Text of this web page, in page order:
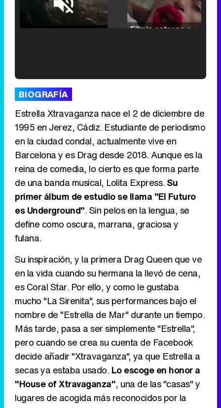
Unmute /
Loaded:
25.30%
Tráiler en catalán de 'Ravalear', la nueva serie de HBO Max sobre los fondos buitre
Tráiler de la tercera temporada de 'The Walking Dead: Dead City' de AMC+
Canción ganadora de Eurovisión 2026: DARA con "Bangaranga" por Bulgaria
BIOGRAFÍA
Estrella Xtravaganza nace el 2 de diciembre de
1995 en Jerez, Cádiz. Estudiante de periodismo
en la ciudad condal, actualmente vive en
Barcelona y es Drag desde 2018. Aunque es la
reina de comedia, lo cierto es que forma parte
de una banda musical, Lolita Express. Su
primer álbum de estudio se llama "El Futuro
es Underground". Sin pelos en la lengua, se
define como oscura, marrana, graciosa y
fulana.
Su inspiración, y la primera Drag Queen que ve
en la vida cuando su hermana la llevó de cena,
es Coral Star. Por ello, y como le gustaba
mucho "La Sirenita", sus performances bajo el
nombre de "Estrella de Mar" durante un tiempo.
Más tarde, pasa a ser simplemente "Estrella",
pero cuando se crea su cuenta de Facebook
decide añadir "Xtravaganza", ya que Estrella a
secas ya estaba usado. Lo escoge en honor a
"House of Xtravaganza", una de las "casas" y
lugares de acogida más reconocidos por la